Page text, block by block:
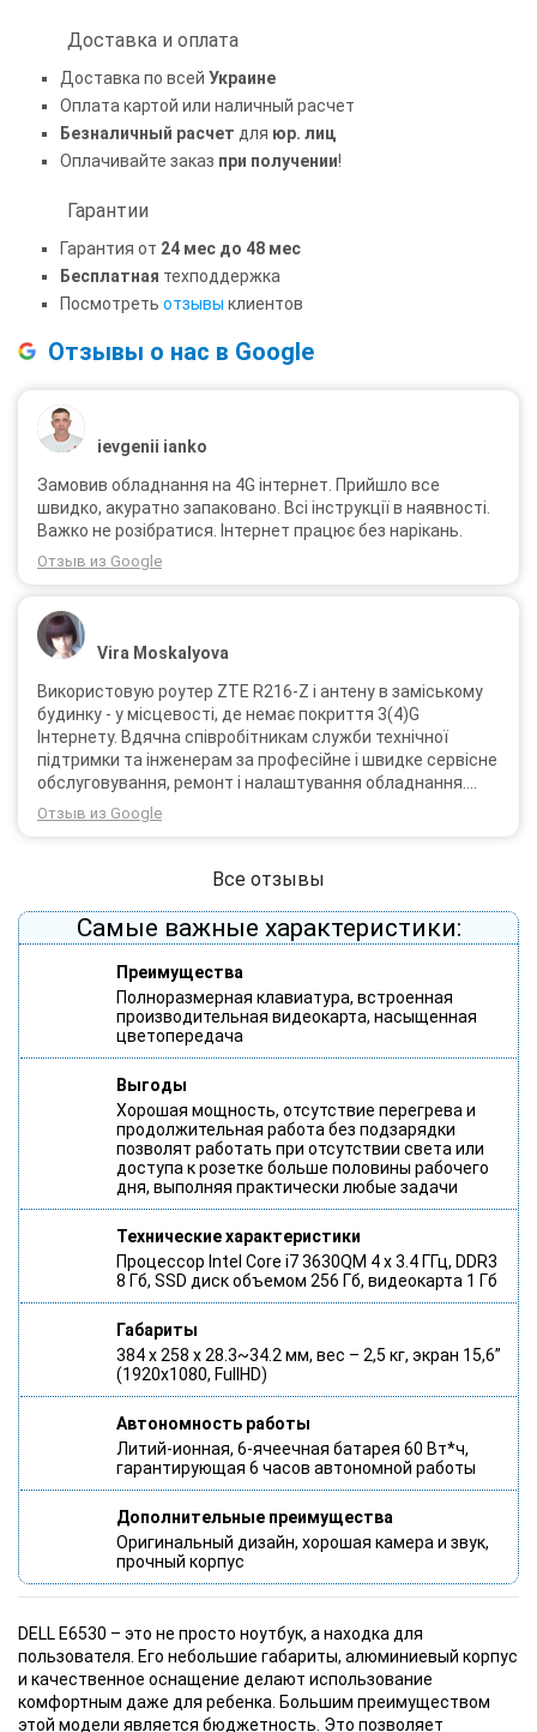
Доставка и оплата
Доставка по всей Украине
Оплата картой или наличный расчет
Безналичный расчет для юр. лиц
Оплачивайте заказ при получении!
Гарантии
Гарантия от 24 мес до 48 мес
Бесплатная техподдержка
Посмотреть отзывы клиентов
Отзывы о нас в Google
ievgenii ianko
Замовив обладнання на 4G інтернет. Прийшло все
швидко, акуратно запаковано. Всі інструкції в наявності.
Важко не розібратися. Інтернет працює без нарікань.
Отзыв из Google
Vira Moskalyova
Використовую роутер ZTE R216-Z і антену в заміському
будинку - у місцевості, де немає покриття 3(4)G
Інтернету. Вдячна співробітникам служби технічної
підтримки та інженерам за професійне і швидке сервісне
обслуговування, ремонт і налаштування обладнання.
Через 3 роки після покупки я не шкодую про прийняте
тоді рішення придбати обладнання в компанії 3G star
Отзыв из Google
Все отзывы
Самые важные характеристики:
Преимущества
Полноразмерная клавиатура, встроенная
производительная видеокарта, насыщенная
цветопередача
Выгоды
Хорошая мощность, отсутствие перегрева и
продолжительная работа без подзарядки
позволят работать при отсутствии света или
доступа к розетке больше половины рабочего
дня, выполняя практически любые задачи
Технические характеристики
Процессор Intel Core i7 3630QM 4 х 3.4 ГГц, DDR3
8 Гб, SSD диск объемом 256 Гб, видеокарта 1 Гб
Габариты
384 x 258 x 28.3~34.2 мм, вес – 2,5 кг, экран 15,6”
(1920х1080, FullHD)
Автономность работы
Литий-ионная, 6-ячеечная батарея 60 Вт*ч,
гарантирующая 6 часов автономной работы
Дополнительные преимущества
Оригинальный дизайн, хорошая камера и звук,
прочный корпус
DELL E6530 – это не просто ноутбук, а находка для
пользователя. Его небольшие габариты, алюминиевый корпус
и качественное оснащение делают использование
комфортным даже для ребенка. Большим преимуществом
этой модели является бюджетность. Это позволяет